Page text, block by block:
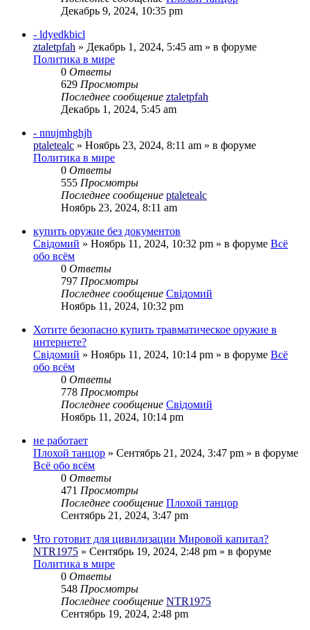
Декабрь 9, 2024, 10:35 pm
- ldyedkbicl
ztaletpfah » Декабрь 1, 2024, 5:45 am » в форуме
Политика в мире
0 Ответы
629 Просмотры
Последнее сообщение ztaletpfah
Декабрь 1, 2024, 5:45 am
- nnujmhghjh
ptaletealc » Ноябрь 23, 2024, 8:11 am » в форуме
Политика в мире
0 Ответы
555 Просмотры
Последнее сообщение ptaletealc
Ноябрь 23, 2024, 8:11 am
купить оружие без документов
Свідомий » Ноябрь 11, 2024, 10:32 pm » в форуме Всё
обо всём
0 Ответы
797 Просмотры
Последнее сообщение Свідомий
Ноябрь 11, 2024, 10:32 pm
Хотите безопасно купить травматическое оружие в
интернете?
Свідомий » Ноябрь 11, 2024, 10:14 pm » в форуме Всё
обо всём
0 Ответы
778 Просмотры
Последнее сообщение Свідомий
Ноябрь 11, 2024, 10:14 pm
не работает
Плохой танцор » Сентябрь 21, 2024, 3:47 pm » в форуме
Всё обо всём
0 Ответы
471 Просмотры
Последнее сообщение Плохой танцор
Сентябрь 21, 2024, 3:47 pm
Что готовит для цивилизации Мировой капитал?
NTR1975 » Сентябрь 19, 2024, 2:48 pm » в форуме
Политика в мире
0 Ответы
548 Просмотры
Последнее сообщение NTR1975
Сентябрь 19, 2024, 2:48 pm